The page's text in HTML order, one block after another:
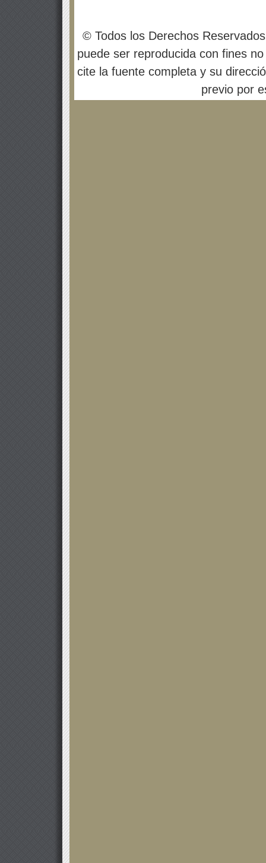
© Todos los Derechos
puede ser reproducida con fines
cite la fuente completa y su
previo por